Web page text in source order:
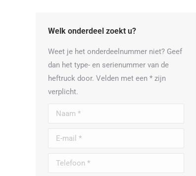
Welk onderdeel zoekt u?
Weet je het onderdeelnummer niet? Geef
dan het type- en serienummer van de
heftruck door. Velden met een * zijn
verplicht.
Naam *
E-mail *
Telefoon *